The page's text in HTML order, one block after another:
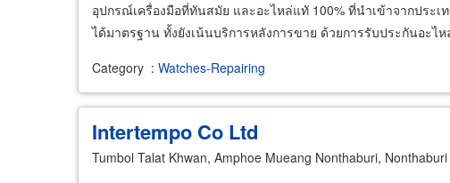
อุปกรณ์เครื่องมือที่ทันสมัย และอะไหล่แทั 100% ที่นำเข้าจากปร
ได้มาตรฐาน ทั้งยังเน้นบริการหลังการขาย ด้วยการรับประกันอะ
Category : Watches-Repairing
Intertempo Co Ltd
Tumbol Talat Khwan, Amphoe Mueang Nonthaburi,